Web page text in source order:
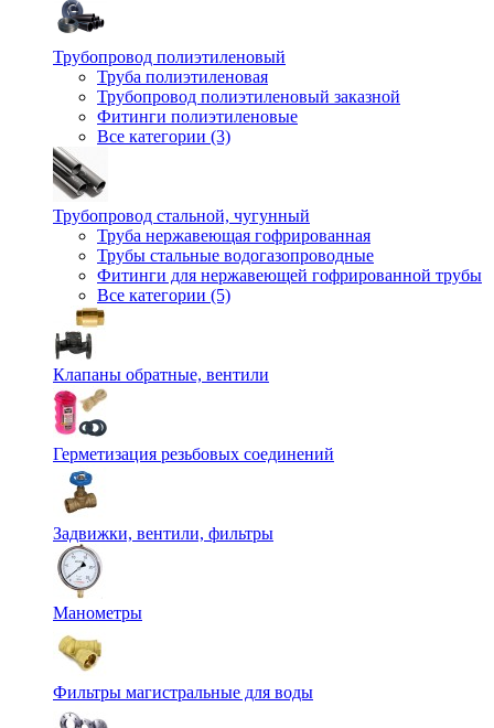
Трубопровод полиэтиленовый
Труба полиэтиленовая
Трубопровод полиэтиленовый заказной
Фитинги полиэтиленовые
Все категории (3)
Трубопровод стальной, чугунный
Труба нержавеющая гофрированная
Трубы стальные водогазопроводные
Фитинги для нержавеющей гофрированной трубы
Все категории (5)
Клапаны обратные, вентили
Герметизация резьбовых соединений
Задвижки, вентили, фильтры
Манометры
Фильтры магистральные для воды